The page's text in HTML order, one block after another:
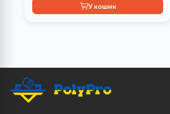
У кошик